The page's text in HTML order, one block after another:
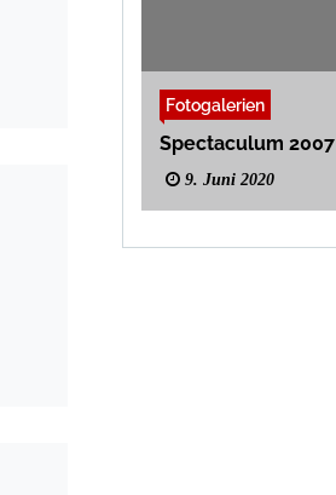
Fotogalerien
Spectaculum 2007
9. Juni 2020